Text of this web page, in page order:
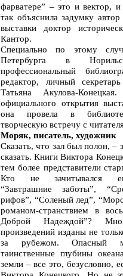
фарватере” – это и вектор, и
так объяснила задумку
выставки доктор
Кантор.
Специально по этому
Петербурга в
профессиональный
редактор, личный
Татьяна Акулова-
официального открытия
она провела в
творческую встречу с
Моряк, писатель, художник
Сказать, что зал был полон, –
сказать. Книги Виктора
тем более представители
Кто не зачитывался
“Завтрашние заботы”,
рифов”, “Соленый лед”,
романом-странствием в
Доброй Надеждой”?
произведений изданы не
за рубежом. Опасный
таинственные глубины
земли – все это, безусловно,